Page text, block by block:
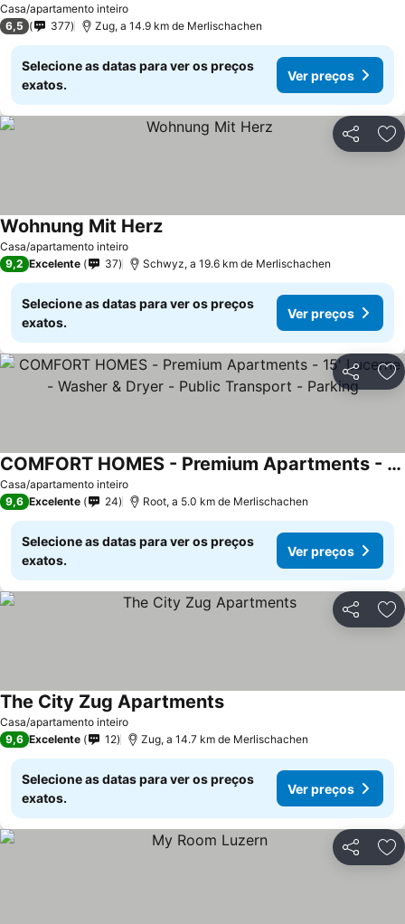
Casa/apartamento inteiro
6,5 377 Zug, a 14.9 km de Merlischachen
Selecione as datas para ver os preços
exatos.
Ver preços
Partilhar
Casa/apartamento inteiro
Wohnung Mit Herz
9,2 Excelente 37 Schwyz, a 19.6 km de Merlischachen
Selecione as datas para ver os preços
exatos.
Ver preços
Partilhar
Casa/apartamento inteiro
COMFORT HOMES - Premium Apartments - 15' Lucerne - Washer & Dryer - Public Transport - Parking
9,6 Excelente 24 Root, a 5.0 km de Merlischachen
Selecione as datas para ver os preços
exatos.
Ver preços
Partilhar
Casa/apartamento inteiro
The City Zug Apartments
9,6 Excelente 12 Zug, a 14.7 km de Merlischachen
Selecione as datas para ver os preços
exatos.
Ver preços
Partilhar